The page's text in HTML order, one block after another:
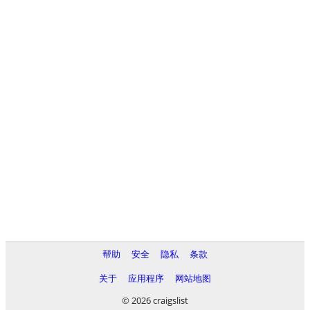
帮助 安全 隐私
条款
关于
应用程序
网站地图
© 2026 craigslist